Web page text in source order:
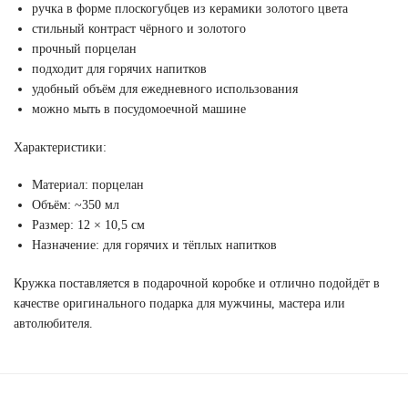
ручка в форме плоскогубцев из керамики золотого цвета
стильный контраст чёрного и золотого
прочный порцелан
подходит для горячих напитков
удобный объём для ежедневного использования
можно мыть в посудомоечной машине
Характеристики:
Материал: порцелан
Объём: ~350 мл
Размер: 12 × 10,5 см
Назначение: для горячих и тёплых напитков
Кружка поставляется в подарочной коробке и отлично подойдёт в
качестве оригинального подарка для мужчины, мастера или
автолюбителя.